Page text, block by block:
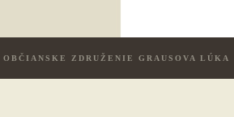
OBČIANSKE ZDRUŽENIE GRAUSOVA LÚKA